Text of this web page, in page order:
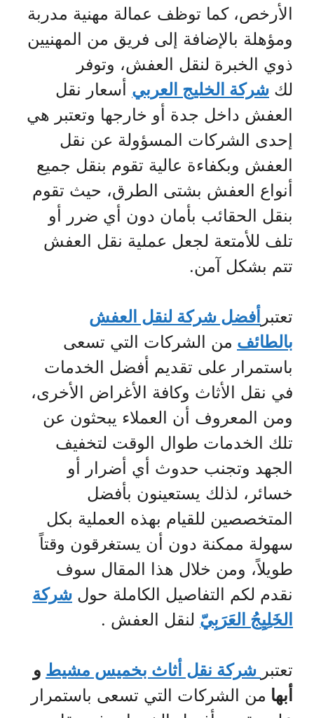
الأرخص، كما توظف عمالة مهنية مدربة
ومؤهلة بالإضافة إلى فريق من المهنيين
ذوي الخبرة لنقل العفش، وتوفر
لك شركة الخليج العربي أسعار نقل
العفش داخل جدة أو خارجها وتعتبر هي
إحدى الشركات المسؤولة عن نقل
العفش وبكفاءة عالية تقوم بنقل جميع
أنواع العفش بشتى الطرق، حيث تقوم
بنقل الحقائب بأمان دون أي ضرر أو
تلف للأمتعة لجعل عملية نقل العفش
تتم بشكل آمن.
تعتبر أفضل شركة لنقل العفش
بالطائف من الشركات التي تسعى
باستمرار على تقديم أفضل الخدمات
في نقل الأثاث وكافة الأغراض الأخرى،
ومن المعروف أن العملاء يبحثون عن
تلك الخدمات طوال الوقت لتخفيف
الجهد وتجنب حدوث أي أضرار أو
خسائر، لذلك يستعينون بأفضل
المتخصصين للقيام بهذه العملية بكل
سهولة ممكنة دون أن يستغرقون وقتاً
طويلاً، ومن خلال هذا المقال سوف
نقدم لكم التفاصيل الكاملة حول شركة
الخَلِيِجُ العَرَبِيّ لنقل العفش .
تعتبر شركة نقل أثاث بخميس مشيط و
أبها من الشركات التي تسعى باستمرار